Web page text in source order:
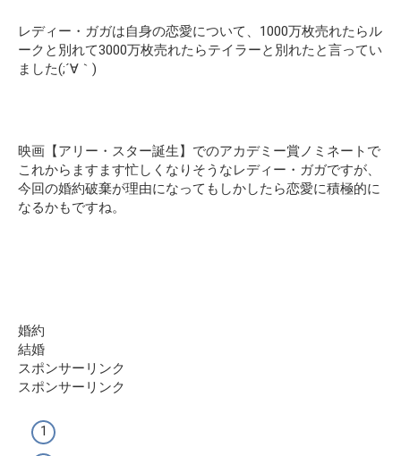
レディー・ガガは自身の恋愛について、1000万枚売れたらル
ークと別れて3000万枚売れたらテイラーと別れたと言ってい
ました(;´∀｀)
映画【アリー・スター誕生】でのアカデミー賞ノミネートで
これからますます忙しくなりそうなレディー・ガガですが、
今回の婚約破棄が理由になってもしかしたら恋愛に積極的に
なるかもですね。
婚約
結婚
スポンサーリンク
スポンサーリンク